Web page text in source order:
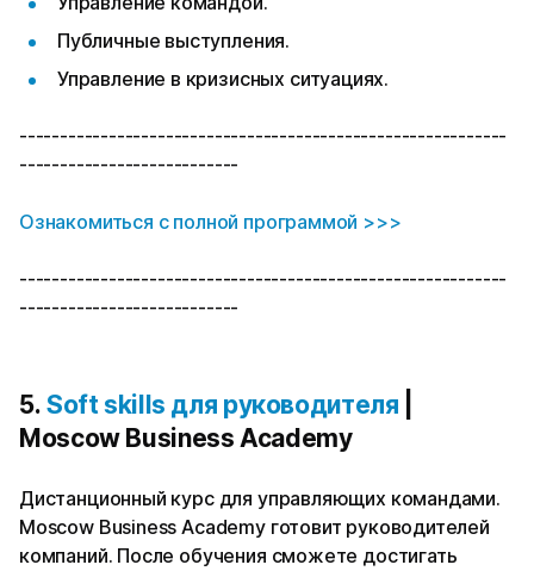
Публичные выступления.
Управление в кризисных ситуациях.
------------------------------------------------------------
---------------------------
Ознакомиться с полной программой >>>
------------------------------------------------------------
---------------------------
5. Soft skills для руководителя
Moscow Business Academy
Дистанционный курс для управляющих командами.
Moscow Business Academy готовит руководителей
компаний. После обучения сможете достигать